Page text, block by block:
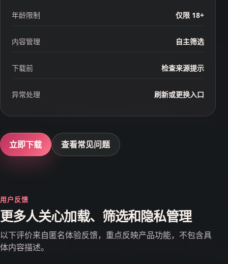
年龄限制 仅限 18+
内容管理 自主筛选
下载前 检查来源提示
异常处理 刷新或更换入口
立即下载 查看常见问题
用户反馈
更多人关心加载、筛选和隐私管理
以下评价来自匿名体验反馈，重点反映产品功能，不包含具
体内容描述。